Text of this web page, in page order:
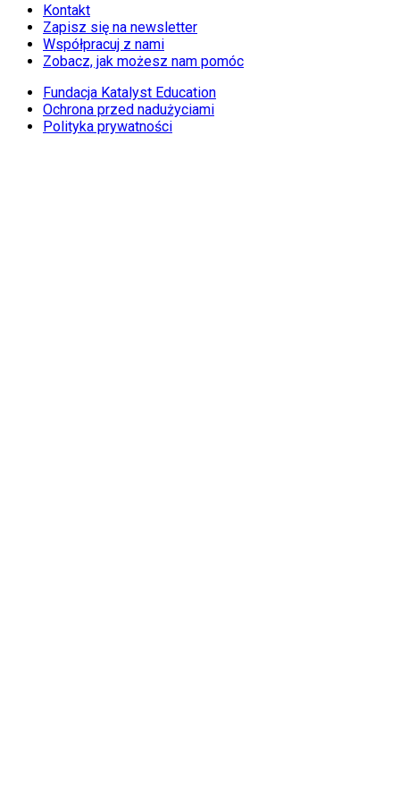
Kontakt
Zapisz się na newsletter
Współpracuj z nami
Zobacz, jak możesz nam pomóc
Fundacja Katalyst Education
Ochrona przed nadużyciami
Polityka prywatności